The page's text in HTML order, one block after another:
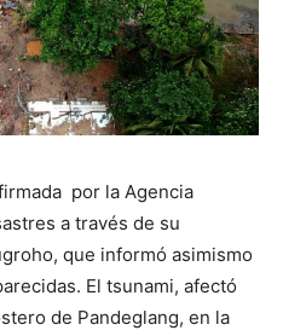
por la Agencia
a través de su
que informó asimismo
El tsunami, afectó
de Pandeglang, en la